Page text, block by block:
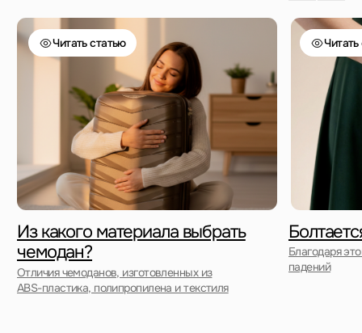
ул. Ольги Берггольц, 35а, БЦ Результат, офис 527
ИП Ступакевич Иван Сергеевич
ИНН: 781141898491 ОГРНИП: 319784700169709
Разработка сайта
График работы: с 10:00 до 21:00 ежедневно
Войти в личный кабинет
Наш магазин:
0 Каталог